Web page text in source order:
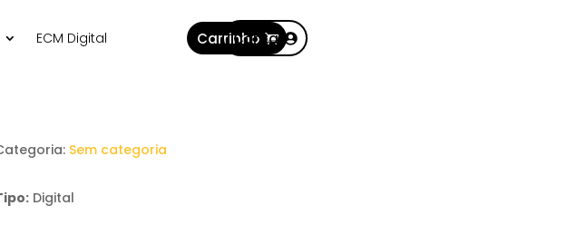
ECM Digital Carrinho
Conta
Sem categoria
Digital